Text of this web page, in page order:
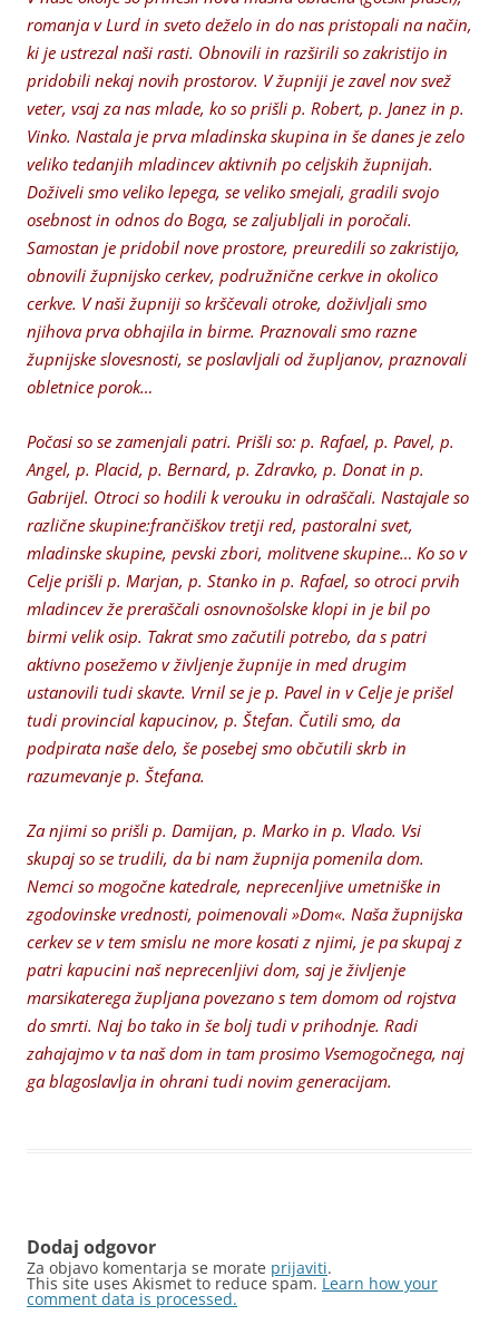
romanja v Lurd in sveto deželo in do nas pristopali na način,
ki je ustrezal naši rasti. Obnovili in razširili so zakristijo in
pridobili nekaj novih prostorov. V župniji je zavel nov svež
veter, vsaj za nas mlade, ko so prišli p. Robert, p. Janez in p.
Vinko. Nastala je prva mladinska skupina in še danes je zelo
veliko tedanjih mladincev aktivnih po celjskih župnijah.
Doživeli smo veliko lepega, se veliko smejali, gradili svojo
osebnost in odnos do Boga, se zaljubljali in poročali.
Samostan je pridobil nove prostore, preuredili so zakristijo,
obnovili župnijsko cerkev, podružnične cerkve in okolico
cerkve. V naši župniji so krščevali otroke, doživljali smo
njihova prva obhajila in birme. Praznovali smo razne
župnijske slovesnosti, se poslavljali od župljanov, praznovali
obletnice porok…
Počasi so se zamenjali patri. Prišli so: p. Rafael, p. Pavel, p.
Angel, p. Placid, p. Bernard, p. Zdravko, p. Donat in p.
Gabrijel. Otroci so hodili k verouku in odraščali. Nastajale so
različne skupine:frančiškov tretji red, pastoralni svet,
mladinske skupine, pevski zbori, molitvene skupine… Ko so v
Celje prišli p. Marjan, p. Stanko in p. Rafael, so otroci prvih
mladincev že preraščali osnovnošolske klopi in je bil po
birmi velik osip. Takrat smo začutili potrebo, da s patri
aktivno posežemo v življenje župnije in med drugim
ustanovili tudi skavte. Vrnil se je p. Pavel in v Celje je prišel
tudi provincial kapucinov, p. Štefan. Čutili smo, da
podpirata naše delo, še posebej smo občutili skrb in
razumevanje p. Štefana.
Za njimi so prišli p. Damijan, p. Marko in p. Vlado. Vsi
skupaj so se trudili, da bi nam župnija pomenila dom.
Nemci so mogočne katedrale, neprecenljive umetniške in
zgodovinske vrednosti, poimenovali »Dom«. Naša župnijska
cerkev se v tem smislu ne more kosati z njimi, je pa skupaj z
patri kapucini naš neprecenljivi dom, saj je življenje
marsikaterega župljana povezano s tem domom od rojstva
do smrti. Naj bo tako in še bolj tudi v prihodnje. Radi
zahajajmo v ta naš dom in tam prosimo Vsemogočnega, naj
ga blagoslavlja in ohrani tudi novim generacijam.
Dodaj odgovor
Za objavo komentarja se morate prijaviti.
This site uses Akismet to reduce spam.Learn how your
comment data is processed.